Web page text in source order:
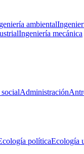
ambiental
Ingeniería mecánica
Administración
políticaEcología